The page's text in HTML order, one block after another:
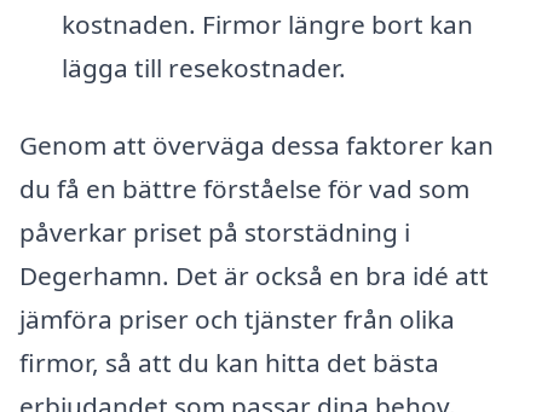
kostnaden. Firmor längre bort kan
lägga till resekostnader.
Genom att överväga dessa faktorer kan
du få en bättre förståelse för vad som
påverkar priset på storstädning i
Degerhamn. Det är också en bra idé att
jämföra priser och tjänster från olika
firmor, så att du kan hitta det bästa